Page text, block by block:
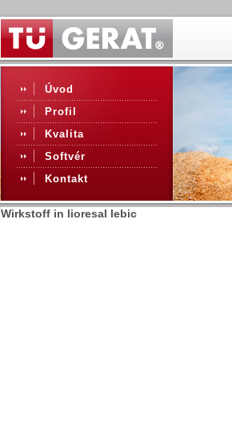
Úvod
Profil
Kvalita
Softvér
Kontakt
Wirkstoff in lioresal lebic